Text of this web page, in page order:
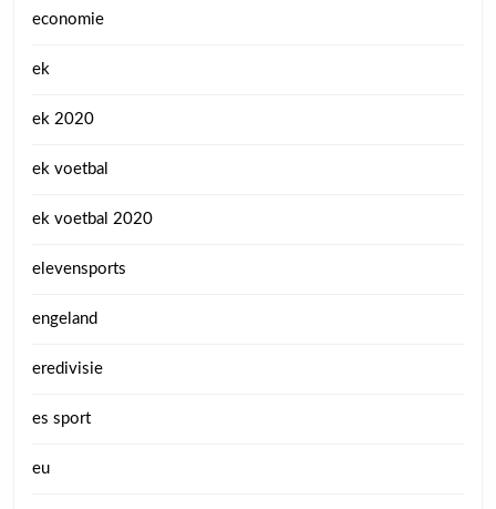
economie
ek
ek 2020
ek voetbal
ek voetbal 2020
elevensports
engeland
eredivisie
es sport
eu